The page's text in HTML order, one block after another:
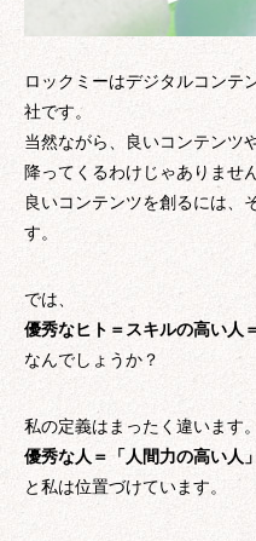
ロックミーはデジタルコンテ
社です。
当然ながら、良いコンテンツ
降ってくるわけじゃありません
良いコンテンツを創るには、
す。
では、
優秀なヒト＝スキルの高い人
なんでしょうか？
私の定義はまったく違います。
優秀な人＝「人間力の高い人」
と私は位置づけています。